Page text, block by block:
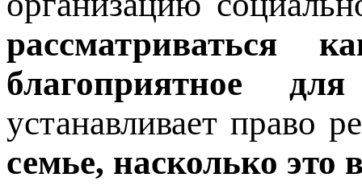
рассматриваться
благоприятное
устанавливает право
семье, насколько это